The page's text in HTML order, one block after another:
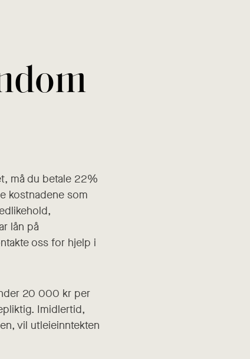
må du betale 22%
kostnadene som
lån på
oss for hjelp i
20 000 kr per
Imidlertid,
vil utleieinntekten